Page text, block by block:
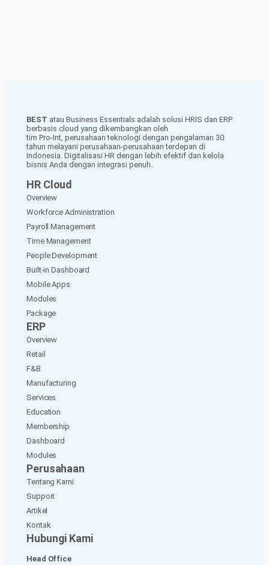
BEST atau Business Essentials adalah solusi HRIS dan ERP
berbasis cloud yang dikembangkan oleh
tim Pro-Int, perusahaan teknologi dengan pengalaman 30
tahun melayani perusahaan-perusahaan terdepan di
Indonesia. Digitalisasi HR dengan lebih efektif dan kelola
bisnis Anda dengan integrasi penuh.
HR Cloud
Overview
Workforce Administration
Payroll Management
Time Management
People Development
Built-in Dashboard
Mobile Apps
Modules
Package
ERP
Overview
Retail
F&B
Manufacturing
Services
Education
Membership
Dashboard
Modules
Perusahaan
Tentang Kami
Support
Artikel
Kontak
Hubungi Kami
Head Office